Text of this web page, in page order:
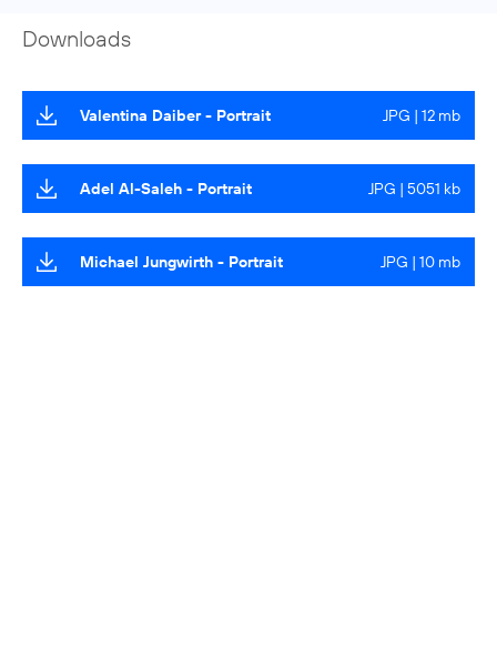
Downloads
Valentina Daiber - Portrait JPG | 12 mb
Adel Al-Saleh - Portrait JPG | 5051 kb
Michael Jungwirth - Portrait JPG | 10 mb